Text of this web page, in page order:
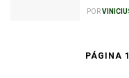
POR
PÁGINA